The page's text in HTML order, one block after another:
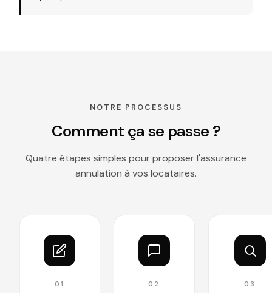
NOTRE PROCESSUS
Comment ça se passe ?
Quatre étapes simples pour proposer l'assurance
annulation à vos locataires.
01 02 03